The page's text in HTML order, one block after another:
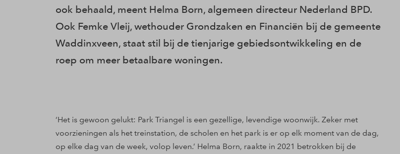
ook behaald, meent Helma Born, algemeen directeur Nederland BPD.
Ook Femke Vleij, wethouder Grondzaken en Financiën bij de gemeente
Waddinxveen, staat stil bij de tienjarige gebiedsontwikkeling en de
roep om meer betaalbare woningen.
‘Het is gewoon gelukt: Park Triangel is een gezellige, levendige woonwijk. Zeker met
voorzieningen als het treinstation, de scholen en het park is er op elk moment van de dag,
op elke dag van de week, volop leven.’ Helma Born, raakte in 2021 betrokken bij de